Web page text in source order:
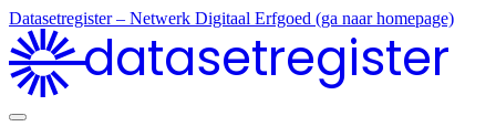
Datasetregister – Netwerk Digitaal Erfgoed (ga naar homepage)
datasetregister